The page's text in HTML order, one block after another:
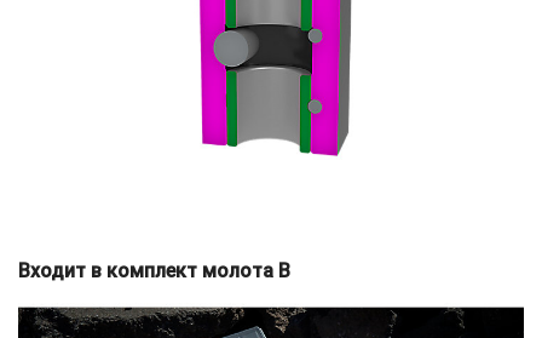
Входит в комплект молота B